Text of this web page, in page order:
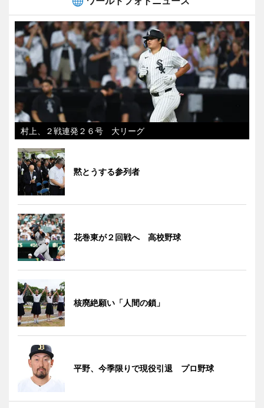
村上、２戦連発２６号 大リーグ
黙とうする参列者
花巻東が２回戦へ 高校野球
核廃絶願い「人間の鎖」
平野、今季限りで現役引退 プロ野球